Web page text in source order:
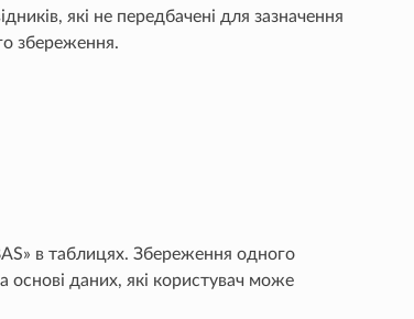
які не передбачені для зазначення
збереження.
в таблицях. Збереження одного
основі даних, які користувач може